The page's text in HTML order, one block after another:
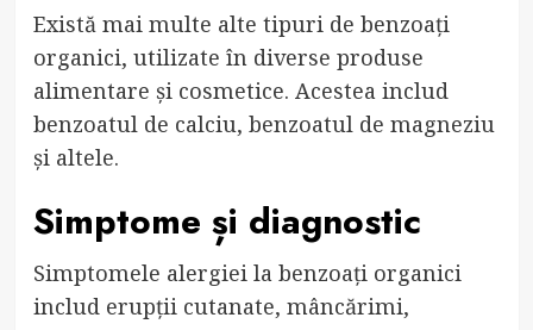
Există mai multe alte tipuri de benzoați
organici, utilizate în diverse produse
alimentare și cosmetice. Acestea includ
benzoatul de calciu, benzoatul de magneziu
și altele.
Simptome și diagnostic
Simptomele alergiei la benzoați organici
includ erupții cutanate, mâncărimi,